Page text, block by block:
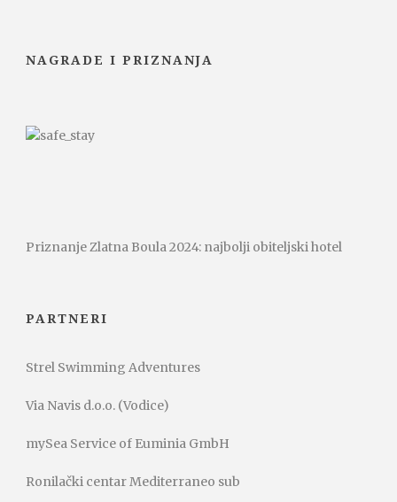
NAGRADE I PRIZNANJA
Priznanje Zlatna Boula 2024: najbolji obiteljski hotel
PARTNERI
Strel Swimming Adventures
Via Navis d.o.o. (Vodice)
mySea Service of Euminia GmbH
Ronilački centar Mediterraneo sub